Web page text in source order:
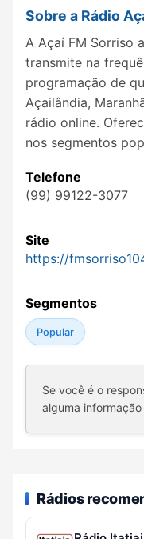
Sobre a Rádio
A Açaí FM Sorriso
transmite na
programação de
Açailândia,
rádio online.
nos segmentos
Telefone
(99) 99122-3077
Site
https://
Segmentos
Popular
Se você é o
alguma
Rádios